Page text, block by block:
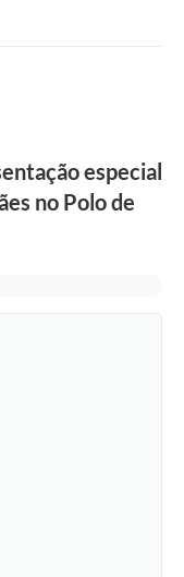
especial
no Polo de